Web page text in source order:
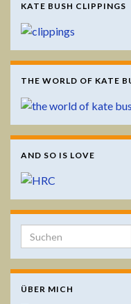
KATE BUSH CLIPPINGS
THE WORLD OF KATE
AND SO IS LOVE
Search for:
ÜBER MICH